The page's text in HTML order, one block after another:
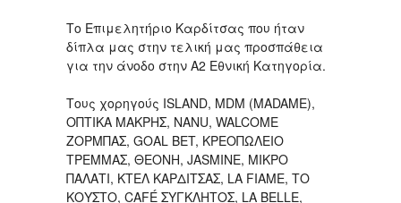
Το Επιμελητήριο Καρδίτσας που ήταν
δίπλα μας στην τελική μας προσπάθεια
για την άνοδο στην Α2 Εθνική Κατηγορία.
Τους χορηγούς ISLAND, MDM (MADAME),
ΟΠΤΙΚΑ ΜΑΚΡΗΣ, NANU, WALCOME
ΖΟΡΜΠΑΣ, GOAL BET, ΚΡΕΟΠΩΛΕΙΟ
ΤΡΕΜΜΑΣ, ΘΕΟΝΗ, JASMINE, ΜΙΚΡΟ
ΠΑΛΑΤΙ, ΚΤΕΛ ΚΑΡΔΙΤΣΑΣ, LA FIAME, ΤΟ
ΚΟΥΣΤΟ, CAFÉ ΣΥΓΚΛΗΤΟΣ, LA BELLE,